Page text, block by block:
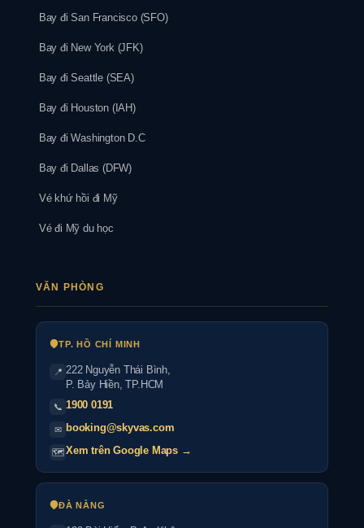
Bay đi San Francisco (SFO)
Bay đi New York (JFK)
Bay đi Seattle (SEA)
Bay đi Houston (IAH)
Bay đi Washington D.C
Bay đi Dallas (DFW)
Vé khứ hồi đi Mỹ
Vé đi Mỹ du học
VĂN PHÒNG
TP. HỒ CHÍ MINH
📍 222 Nguyễn Thái Bình
P. Bảy Hiền, TP.HCM
📞 1900 0191
✉ booking@skyvas.com
🗺 Xem trên Google Maps →
ĐÀ NẴNG